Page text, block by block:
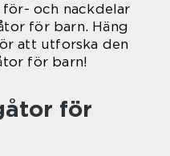
och nackdelar
för barn. Häng
att utforska den
för barn!
för